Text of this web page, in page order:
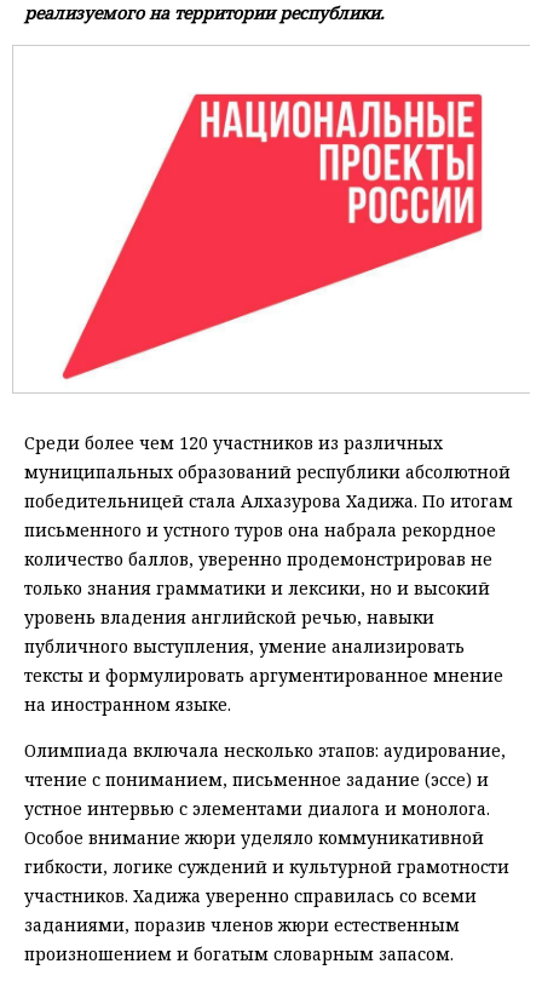
реализуемого на территории республики.
Среди более чем 120 участников из различных
муниципальных образований республики абсолютной
победительницей стала Алхазурова Хадижа. По итогам
письменного и устного туров она набрала рекордное
количество баллов, уверенно продемонстрировав не
только знания грамматики и лексики, но и высокий
уровень владения английской речью, навыки
публичного выступления, умение анализировать
тексты и формулировать аргументированное мнение
на иностранном языке.
Олимпиада включала несколько этапов: аудирование,
чтение с пониманием, письменное задание (эссе) и
устное интервью с элементами диалога и монолога.
Особое внимание жюри уделяло коммуникативной
гибкости, логике суждений и культурной грамотности
участников. Хадижа уверенно справилась со всеми
заданиями, поразив членов жюри естественным
произношением и богатым словарным запасом.